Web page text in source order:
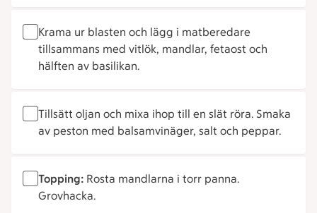
Krama ur blasten och lägg i matberedare
tillsammans med vitlök, mandlar, fetaost och
hälften av basilikan.
Tillsätt oljan och mixa ihop till en slät röra. Smaka
av peston med balsamvinäger, salt och peppar.
Topping: Rosta mandlarna i torr panna.
Grovhacka.